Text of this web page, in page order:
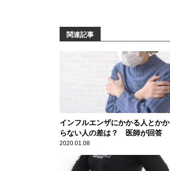
関連記事
インフルエンザにかかる人とかか
らない人の差は？ 医師が回答
2020.01.08